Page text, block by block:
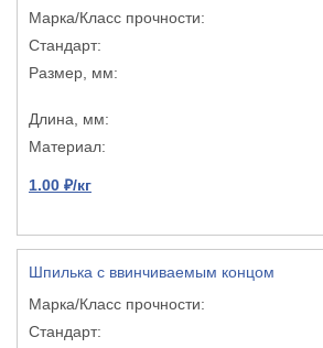
1.00 ₽/кг
Шпилька с ввинчиваемым концом